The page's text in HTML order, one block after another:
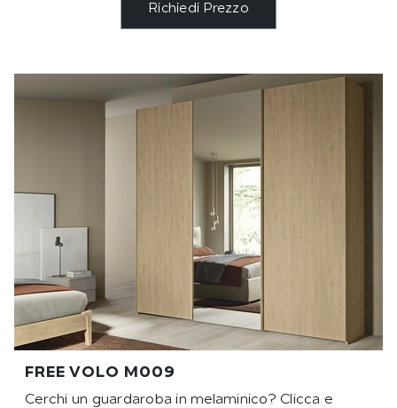
Richiedi Prezzo
FREE VOLO M009
Cerchi un guardaroba in melaminico? Clicca e